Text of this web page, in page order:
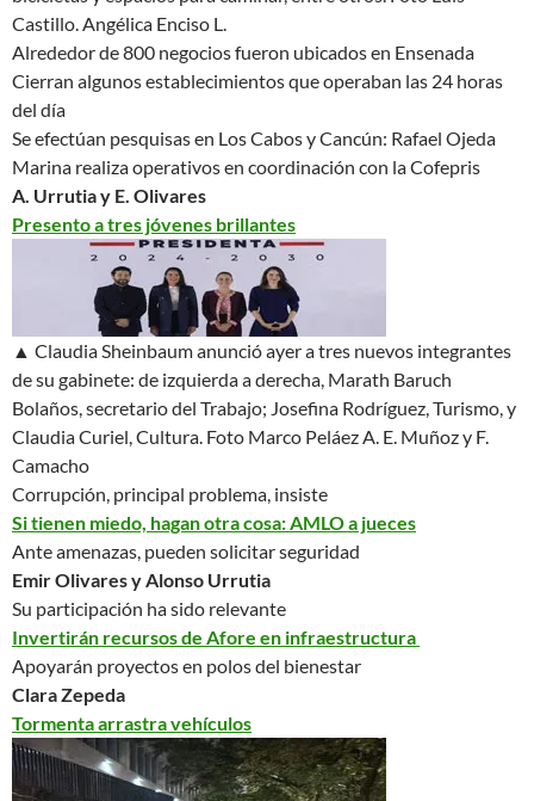
Castillo. Angélica Enciso L.
Alrededor de 800 negocios fueron ubicados en Ensenada
Cierran algunos establecimientos que operaban las 24 horas
del día
Se efectúan pesquisas en Los Cabos y Cancún: Rafael Ojeda
Marina realiza operativos en coordinación con la Cofepris
A. Urrutia y E. Olivares
Presento a tres jóvenes brillantes
▲ Claudia Sheinbaum anunció ayer a tres nuevos integrantes
de su gabinete: de izquierda a derecha, Marath Baruch
Bolaños, secretario del Trabajo; Josefina Rodríguez, Turismo, y
Claudia Curiel, Cultura. Foto Marco Peláez A. E. Muñoz y F.
Camacho
Corrupción, principal problema, insiste
Si tienen miedo, hagan otra cosa: AMLO a jueces
Ante amenazas, pueden solicitar seguridad
Emir Olivares y Alonso Urrutia
Su participación ha sido relevante
Invertirán recursos de Afore en infraestructura
Apoyarán proyectos en polos del bienestar
Clara Zepeda
Tormenta arrastra vehículos